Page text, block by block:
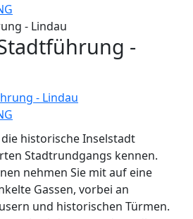
- Lindau
-
historische Inselstadt
Stadtrundgangs kennen.
nehmen Sie mit auf eine
Gassen, vorbei an
und historischen Türmen.